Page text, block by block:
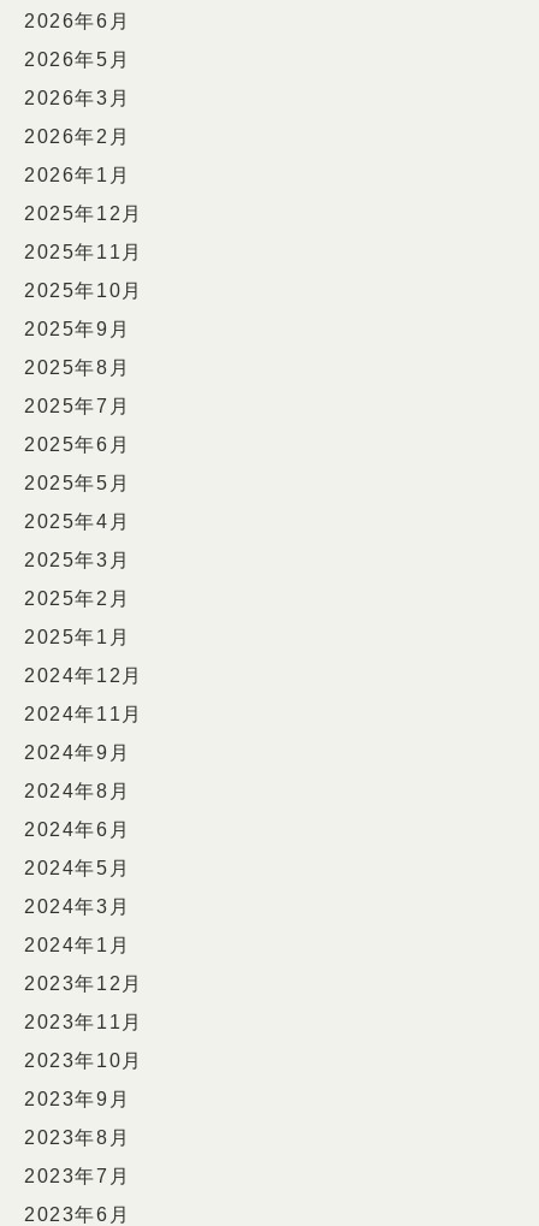
2026年6月
2026年5月
2026年3月
2026年2月
2026年1月
2025年12月
2025年11月
2025年10月
2025年9月
2025年8月
2025年7月
2025年6月
2025年5月
2025年4月
2025年3月
2025年2月
2025年1月
2024年12月
2024年11月
2024年9月
2024年8月
2024年6月
2024年5月
2024年3月
2024年1月
2023年12月
2023年11月
2023年10月
2023年9月
2023年8月
2023年7月
2023年6月